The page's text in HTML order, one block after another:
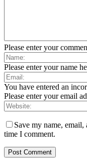
Please enter your
Please enter your name
You have entered an
Please enter your email
Save my name,
time I comment.